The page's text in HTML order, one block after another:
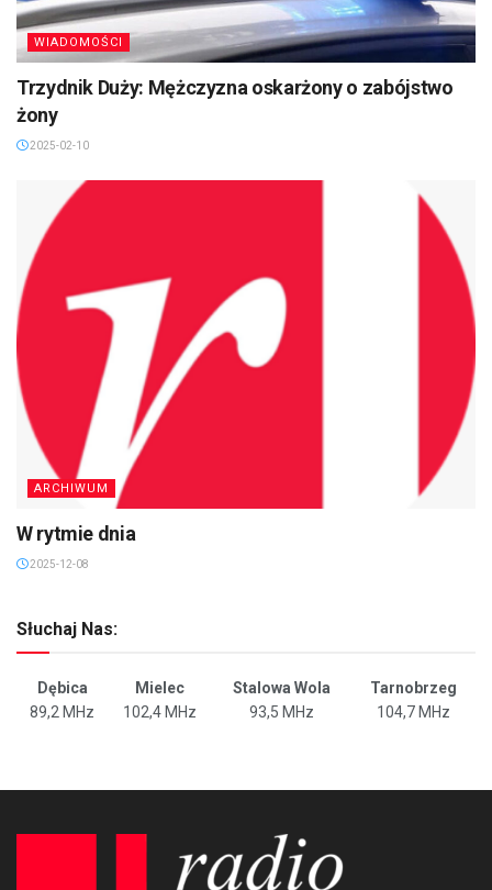
WIADOMOŚCI
Trzydnik Duży: Mężczyzna oskarżony o zabójstwo
żony
2025-02-10
ARCHIWUM
W rytmie dnia
2025-12-08
Słuchaj Nas:
Dębica Mielec Stalowa Wola
Tarnobrzeg
89,2 MHz
102,4 MHz 93,5 MHz 104,7 MHz